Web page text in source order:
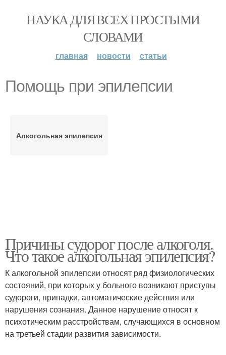
НАУКА ДЛЯ ВСЕХ ПРОСТЫМИ
СЛОВАМИ
главная новости статьи
Помощь при эпилепсии
Алкогольная эпилепсия
Причины судорог после алкоголя.
Что такое алкогольная эпилепсия?
К алкогольной эпилепсии относят ряд физиологических
состояний, при которых у больного возникают приступы
судороги, припадки, автоматические действия или
нарушения сознания. Данное нарушение относят к
психотическим расстройствам, случающихся в основном
на третьей стадии развития зависимости.